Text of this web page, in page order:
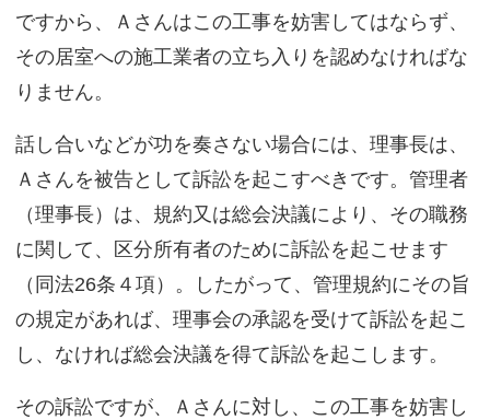
ですから、Ａさんはこの工事を妨害してはならず、
その居室への施工業者の立ち入りを認めなければな
りません。
話し合いなどが功を奏さない場合には、理事長は、
Ａさんを被告として訴訟を起こすべきです。管理者
（理事長）は、規約又は総会決議により、その職務
に関して、区分所有者のために訴訟を起こせます
（同法26条４項）。したがって、管理規約にその旨
の規定があれば、理事会の承認を受けて訴訟を起こ
し、なければ総会決議を得て訴訟を起こします。
その訴訟ですが、Ａさんに対し、この工事を妨害し